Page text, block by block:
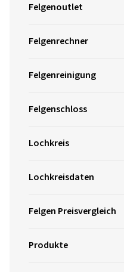
Felgenoutlet
Felgenrechner
Felgenreinigung
Felgenschloss
Lochkreis
Lochkreisdaten
Felgen Preisvergleich
Produkte